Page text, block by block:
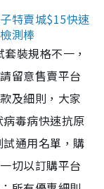
特賣城$15快速
測棒
裝規格不一，
留意售賣平台
及細則，大家
毒病快速抗原
通用名單，購
切以訂購平台